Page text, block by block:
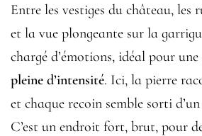
Entre les vestiges du château, les
et la vue plongeante sur la
chargé d’émotions, idéal pour une
pleine d’intensité. Ici, la pierre
et chaque recoin semble sorti
C’est un endroit fort, brut, pour